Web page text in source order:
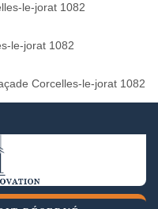
le-jorat 1082
le-jorat 1082
Corcelles-le-jorat 1082